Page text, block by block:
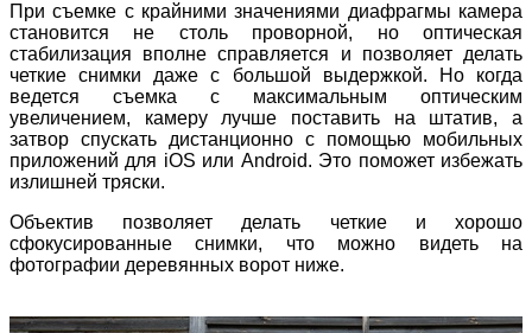
При съемке с крайними значениями диафрагмы камера
становится не столь проворной, но оптическая
стабилизация вполне справляется и позволяет делать
четкие снимки даже с большой выдержкой. Но когда
ведется съемка с максимальным оптическим
увеличением, камеру лучше поставить на штатив, а
затвор спускать дистанционно с помощью мобильных
приложений для iOS или Android. Это поможет избежать
излишней тряски.
Объектив позволяет делать четкие и хорошо
сфокусированные снимки, что можно видеть на
фотографии деревянных ворот ниже.